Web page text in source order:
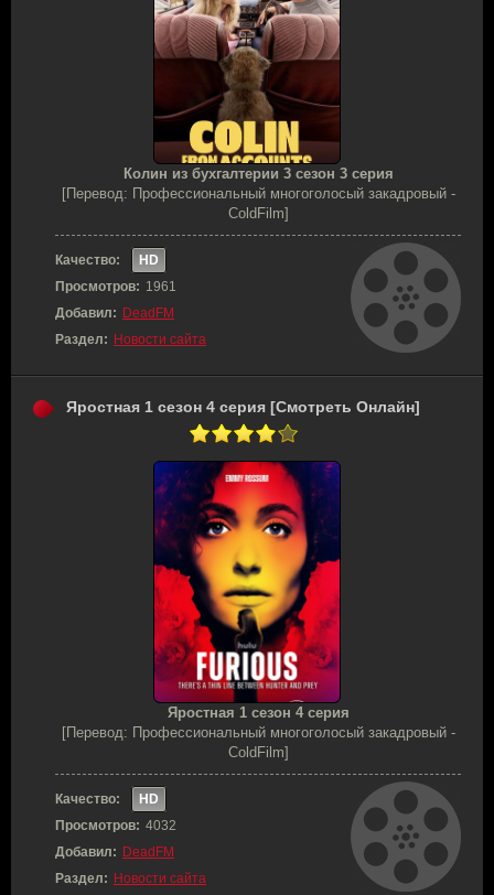
Колин из бухгалтерии 3 сезон 3 серия
[Перевод: Профессиональный многоголосый закадровый -
ColdFilm]
Качество:
HD
Просмотров: 1961
Добавил: DeadFM
Раздел: Новости сайта
Яростная 1 сезон 4 серия [Смотреть Онлайн]
Яростная 1 сезон 4 серия
[Перевод: Профессиональный многоголосый закадровый -
ColdFilm]
Качество:
HD
Просмотров: 4032
Добавил: DeadFM
Раздел: Новости сайта